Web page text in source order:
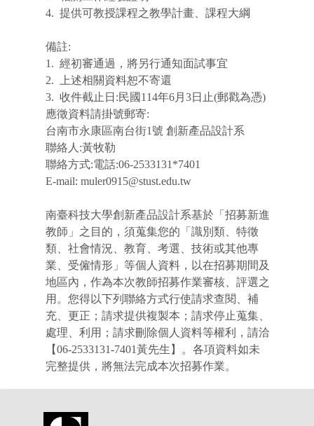
4. 提供可教授課程之教學計畫、課程大綱
備註:
1. 經初審通過，將另行通知面試事宜
2.
上述相關資料恕不寄還
3. 收件截止日 :民國 114年6月 3日止(郵戳為憑)
應徵資料請掛號郵寄:
台南市永康區南台街1號 創新產品設計系
聯絡人 :黃牧勒
聯絡方式:電話:06-2533131*7401
E-mail: muler0915@stust.edu.tw
南臺科技大學創新產品設計系基於「招募新進
教師」之目的，須蒐集您的「 識別類、特徵
類、社會情況、教育、考選、技術或其他專
業、受僱情形」 等個人資料，以在招募期間及
地區內，作為本次教師招募作業審核、評選之
用。您得以下列聯絡方式行使請求查閱、補
充、更正；請求提供複製本；請求停止蒐集、
處理、利用；請求刪除個人資料等權利，請洽
【06-2533131-7401黃先生】。各項資料如未
完整提供，將無法完成本次招募作業。
:::